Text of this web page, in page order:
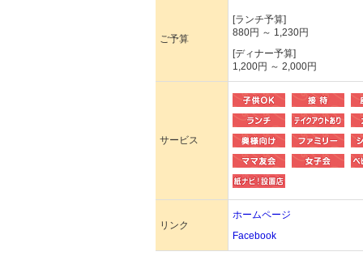
ご予算
[ランチ予算]
880円 ～ 1,230円
[ディナー予算]
1,200円 ～ 2,000円
サービス
リンク
ホームページ
Facebook